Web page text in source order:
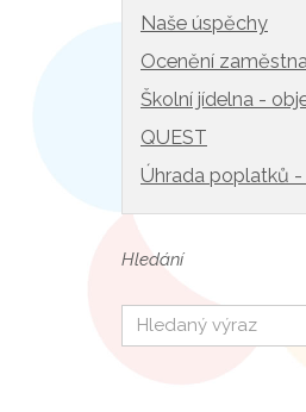
Naše úspěchy
Ocenění
Školní jídelna -
QUEST
Úhrada poplatků
Hledání